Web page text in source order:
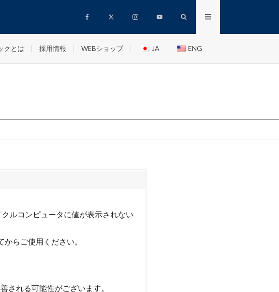
クとは 採用情報 WEBショップ JA ENG
ルコンピュータに値が表示されない
らご使用ください。
される可能性がございます。